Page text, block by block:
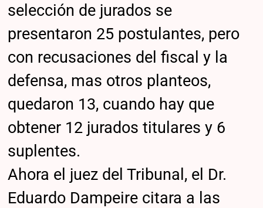
selección de jurados se
presentaron 25 postulantes, pero
con recusaciones del fiscal y la
defensa, mas otros planteos,
quedaron 13, cuando hay que
obtener 12 jurados titulares y 6
suplentes.
Ahora el juez del Tribunal, el Dr.
Eduardo Dampeire citara a las